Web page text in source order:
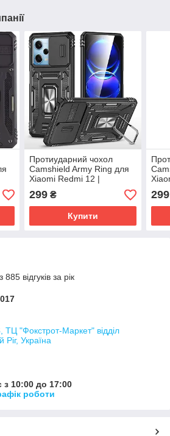
Протиударний чохол
Camshield Army Ring для
Xiaomi Redmi 12 |
підставкою Чорний / Black
299₴
Купити
299
відгуків за рік
ТЦ "Фокстрот-Маркет" відділ
Україна
з 10:00 до 17:00
роботи